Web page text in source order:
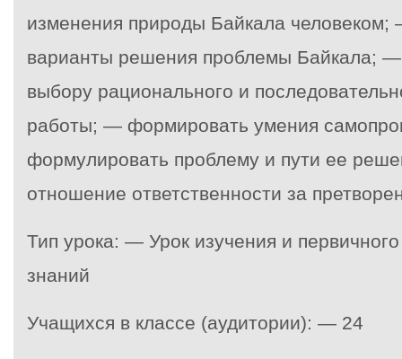
изменения природы Байкала человеком;
варианты решения проблемы Байкала; —
выбору рационального и
работы; — формировать умения
формулировать проблему и пути ее
отношение ответственности за
Тип урока: — Урок изучения и
знаний
Учащихся в классе (аудитории): — 24